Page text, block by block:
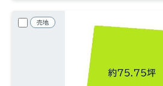
売地